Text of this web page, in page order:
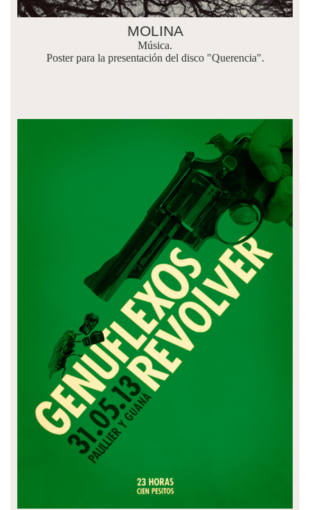
MOLINA
Música.
Poster para la presentación del disco "Querencia".